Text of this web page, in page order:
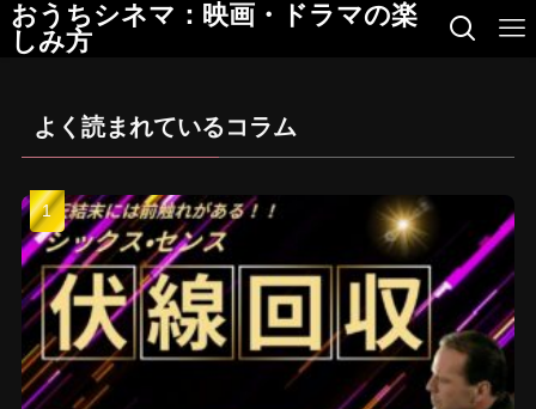
おうちシネマ：映画・ドラマの楽
しみ方
よく読まれているコラム